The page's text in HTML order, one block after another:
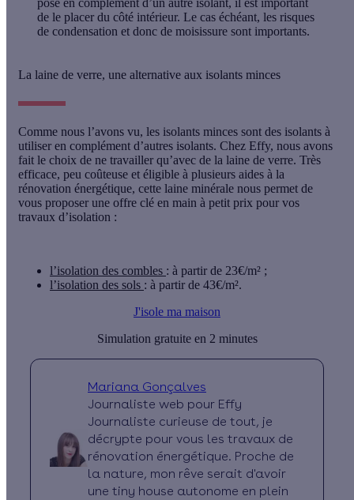
de le placer du côté intérieur. Le cas échéant, les risques
de condensation et donc de moisissure sont importants.
La laine de verre, une alternative aux isolants minces
Comme nous l’avons vu, les isolants minces sont des isolants à
utiliser en complément d’autres isolants. Chez Effy, nous avons
fait le choix de ne travailler qu’avec de la laine de verre. Très
efficace, peu coûteuse et éligible à plusieurs aides à la
rénovation énergétique, cette laine minérale nous permet de
vous proposer une offre clé en main à petit prix pour vos
travaux d’isolation :
l’isolation des combles : à partir de 23€/m² ;
l’isolation des sols : à partir de 43€/m².
J'isole ma maison
Simulation gratuite en 2 minutes
Mariana Gonçalves
Journaliste web pour Effy
Journaliste curieuse de tout, je
décrypte pour vous les travaux de
rénovation énergétique. Proche de
la nature, mon rêve serait d'avoir
une tiny house autonome en plein